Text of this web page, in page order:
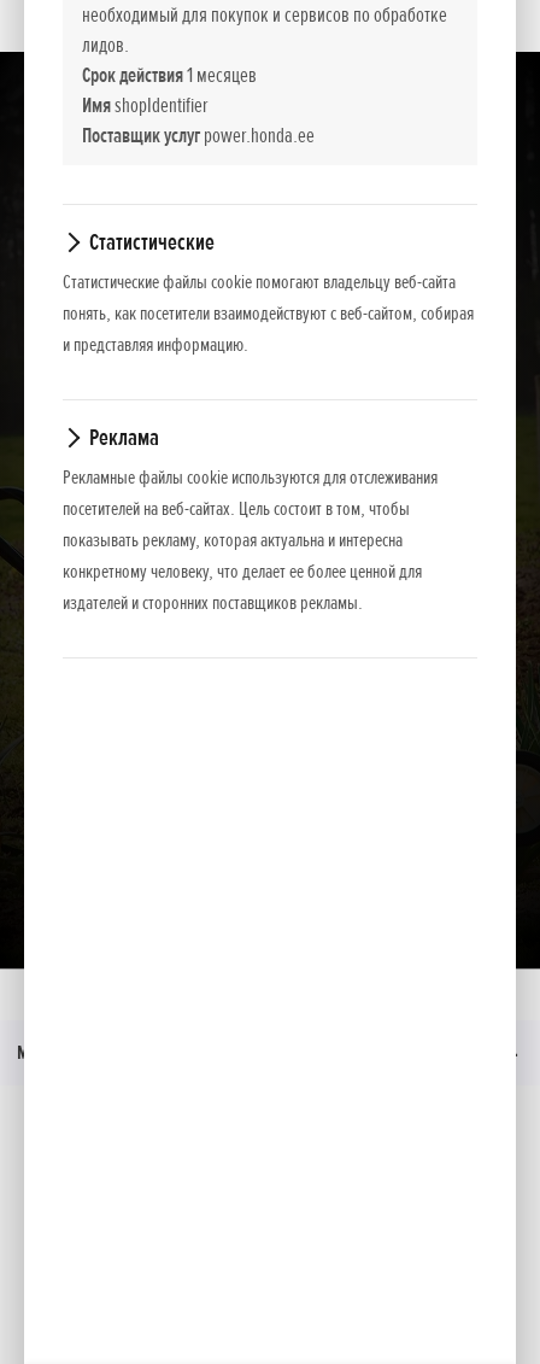
необходимый для покупок и сервисов по обработке
лидов.
Срок действия1 месяцев
ИмяshopIdentifier
Поставщик услугpower.honda.ee
Статистические
Статистические файлы cookie помогают владельцу веб-сайта
понять, как посетители взаимодействуют с веб-сайтом, собирая
и представляя информацию.
Реклама
Рекламные файлы cookie используются для отслеживания
посетителей на веб-сайтах. Цель состоит в том, чтобы
показывать рекламу, которая актуальна и интересна
конкретному человеку, что делает ее более ценной для
издателей и сторонних поставщиков рекламы.
Меню